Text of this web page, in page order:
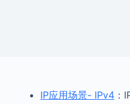
IP应用场景- IPv4：